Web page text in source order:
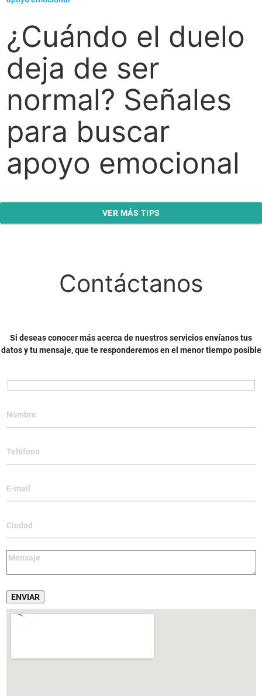
¿Cuándo el duelo
deja de ser
normal? Señales
para buscar
apoyo emocional
VER MÁS TIPS
Contáctanos
Si deseas conocer más acerca de nuestros servicios envíanos tus
datos y tu mensaje, que te responderemos en el menor tiempo posible